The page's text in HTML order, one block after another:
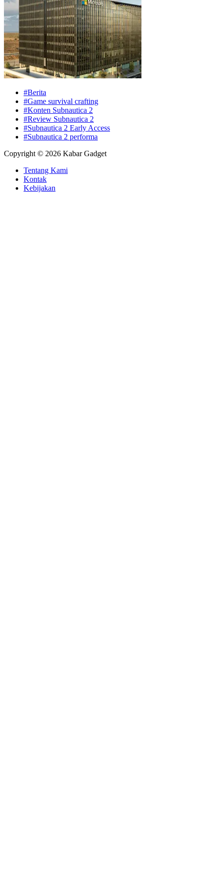
#Berita
#Game survival crafting
#Konten Subnautica 2
#Review Subnautica 2
#Subnautica 2 Early Access
#Subnautica 2 performa
Copyright © 2026 Kabar Gadget
Tentang Kami
Kontak
Kebijakan